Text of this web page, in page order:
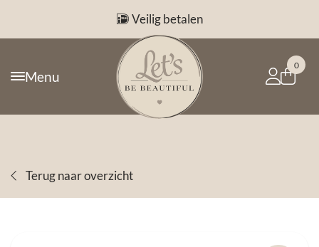
Veilig betalen
Menu
0
Terug naar overzicht